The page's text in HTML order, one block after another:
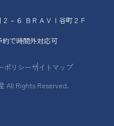
－６ ＢＲＡＶＩ谷町２Ｆ
で時間外対応可
ポリシーサイトマップ
All Rights Reserved.